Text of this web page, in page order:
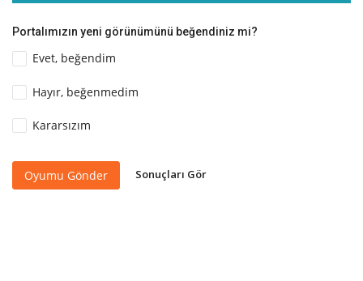
Portalımızın yeni görünümünü beğendiniz mi?
Evet, beğendim
Hayır, beğenmedim
Kararsızım
Oyumu Gönder Sonuçları Gör